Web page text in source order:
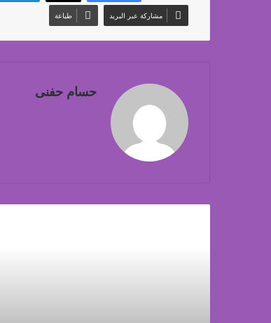
مشاركة عبر البريد طباعة
حسام حفنى